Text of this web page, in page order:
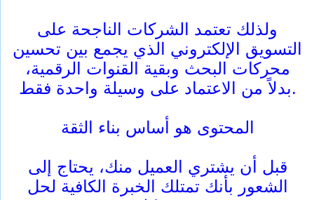
ولذلك تعتمد الشركات الناجحة على
التسويق الإلكتروني الذي يجمع بين تحسين
محركات البحث وبقية القنوات الرقمية،
بدلاً من الاعتماد على وسيلة واحدة فقط.
المحتوى هو أساس بناء الثقة
قبل أن يشتري العميل منك، يحتاج إلى
الشعور بأنك تمتلك الخبرة الكافية لحل